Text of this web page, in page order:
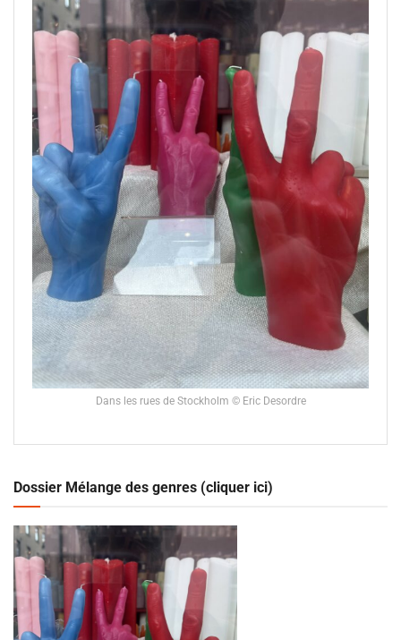
Dans les rues de Stockholm © Eric Desordre
Dossier Mélange des genres (cliquer ici)